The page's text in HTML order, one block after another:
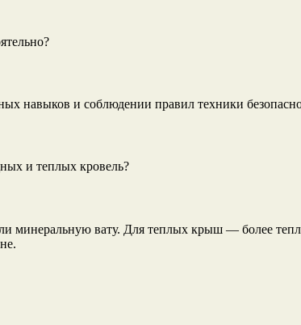
навыков и соблюдении правил техники
и теплых кровель?
минеральную вату. Для теплых крыш — более